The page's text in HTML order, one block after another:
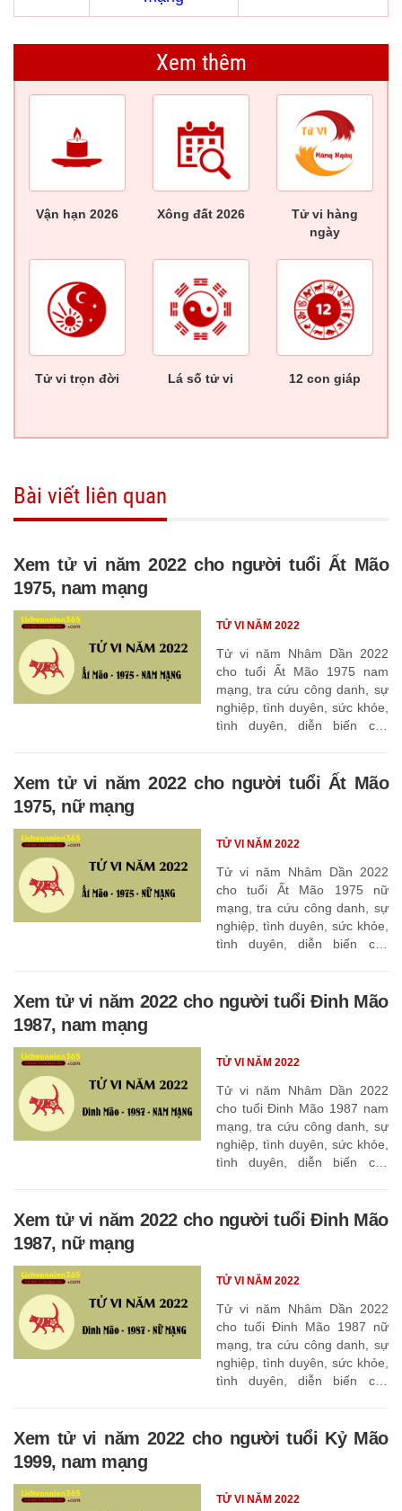
Xem thêm
Vận hạn 2026 Xông đất 2026
Tử vi hàng
ngày
Tử vi trọn đời Lá số tử vi 12 con giáp
Bài viết liên quan
Xem tử vi năm 2022 cho người tuổi Ất Mão
1975, nam mạng
Tử vi năm Nhâm Dần 2022
cho tuổi Ất Mão 1975 nam
mạng, tra cứu công danh, sự
nghiệp, tình duyên, sức khỏe,
tình duyên, diễn biến các
TỬ VI NĂM 2022
Xem tử vi năm 2022 cho người tuổi Ất Mão
1975, nữ mạng
Tử vi năm Nhâm Dần 2022
cho tuổi Ất Mão 1975 nữ
mạng, tra cứu công danh, sự
nghiệp, tình duyên, sức khỏe,
tình duyên, diễn biến các
TỬ VI NĂM 2022
Xem tử vi năm 2022 cho người tuổi Đinh Mão
1987, nam mạng
Tử vi năm Nhâm Dần 2022
cho tuổi Đinh Mão 1987 nam
mạng, tra cứu công danh, sự
nghiệp, tình duyên, sức khỏe,
tình duyên, diễn biến các
TỬ VI NĂM 2022
Xem tử vi năm 2022 cho người tuổi Đinh Mão
1987, nữ mạng
Tử vi năm Nhâm Dần 2022
cho tuổi Đinh Mão 1987 nữ
mạng, tra cứu công danh, sự
nghiệp, tình duyên, sức khỏe,
tình duyên, diễn biến các
TỬ VI NĂM 2022
Xem tử vi năm 2022 cho người tuổi Kỷ Mão
1999, nam mạng
TỬ VI NĂM 2022